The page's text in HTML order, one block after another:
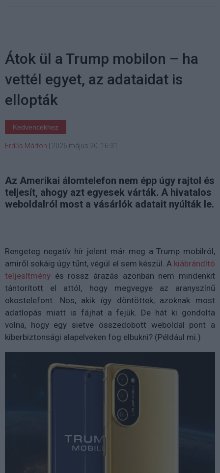
Átok ül a Trump mobilon – ha
vettél egyet, az adataidat is
ellopták
Kedvencekhez
Erdős Márton 2026 május 20. 16:31
Az Amerikai álomtelefon nem épp úgy rajtol és
teljesít, ahogy azt egyesek várták. A hivatalos
weboldalról most a vásárlók adatait nyúlták le.
Rengeteg negatív hír jelent már meg a Trump mobilról,
amiről sokáig úgy tűnt, végül el sem készül. A kiábrándító
teljesítmény és rossz árazás azonban nem mindenkit
tántorított el attól, hogy megvegye az aranyszínű
okostelefont. Nos, akik így döntöttek, azoknak most
adatlopás miatt is fájhat a fejük. De hát ki gondolta
volna, hogy egy sietve összedobott weboldal pont a
kiberbiztonsági alapelveken fog elbukni? (Például mi.)